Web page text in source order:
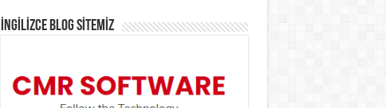
İNGİLİZCE BLOG SİTEMİZ